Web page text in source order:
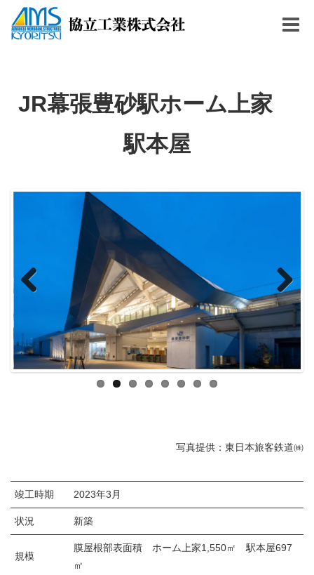
JR幕張豊砂駅ホーム上家
駅本屋
Next
写真提供：東日本旅客鉄道㈱
竣工時期 2023年3月
状況 新築
規模
膜屋根部表面積 ホーム上家1,550㎡ 駅本屋697
㎡